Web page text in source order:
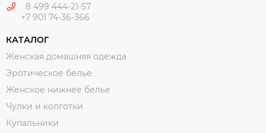
8 499 444-21-57
+7 901 74-36-366
КАТАЛОГ
Женская домашняя одежда
Эротическое белье
Женское нижнее белье
Чулки и колготки
Купальники